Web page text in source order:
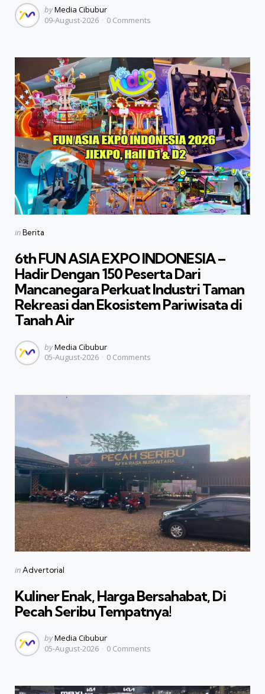
Posted
by
byMedia Cibubur
09-August-2026
0 Comments
Categories
Posted
inBerita
6th FUN ASIA EXPO INDONESIA –
Hadir Dengan 150 Peserta Dari
Mancanegara Perkuat Industri Taman
Rekreasi dan Ekosistem Pariwisata di
Tanah Air
Posted
by
byMedia Cibubur
05-August-2026
0 Comments
Categories
Posted
inAdvertorial
Kuliner Enak, Harga Bersahabat, Di
Pecah Seribu Tempatnya!
Posted
by
byMedia Cibubur
05-August-2026
0 Comments